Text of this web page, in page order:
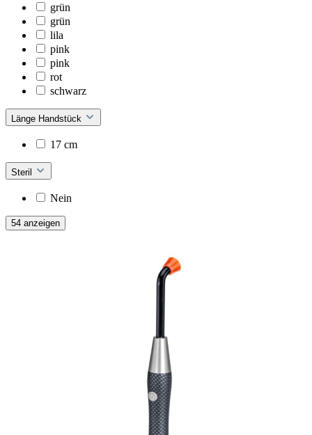
grün
grün
lila
pink
pink
rot
schwarz
Länge Handstück
17 cm
Steril
Nein
54 anzeigen